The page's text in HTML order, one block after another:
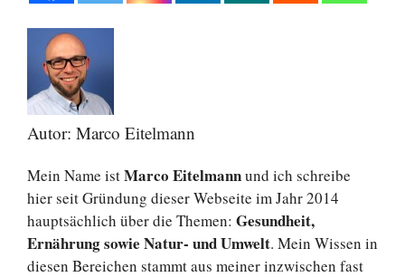
Autor: Marco Eitelmann
Mein Name istMarco Eitelmannund ich schreibe
hier seit Gründung dieser Webseite im Jahr 2014
hauptsächlich über die Themen: Gesundheit,
Ernährung sowie Natur- und Umwelt. Mein Wissen in
diesen Bereichen stammt aus meiner inzwischen fast